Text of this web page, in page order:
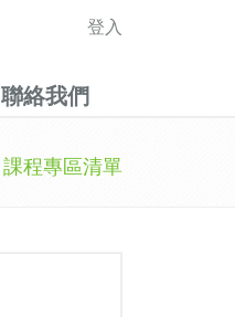
登入
聯絡我們
課程專區清單